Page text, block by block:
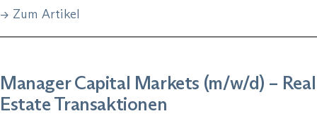
→ Zum Artikel
Manager Capital Markets (m/w/d) – Real
Estate Transaktionen